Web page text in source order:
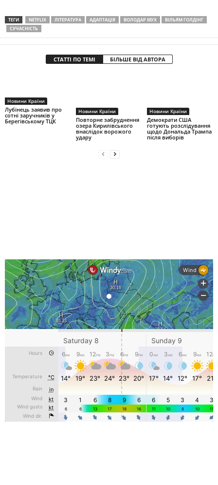
ТЕГИ NETFLIX ЛІТЕРАТУРА АДАПТАЦІЯ ВОЛОДАР МУХ
ВІЛЬЯМ ГОЛДІНГ
СУЧАСНІСТЬ
СТАТТІ ПО ТЕМІ БІЛЬШЕ ВІД АВТОРА
Новини Країни
Лубінець заявив про
сотні заручників у
Берегівському ТЦК
Новини Країни
Повторне забруднення
озера Кирилівського
внаслідок ворожого
удару
Новини Країни
Демократи США
готують розслідування
щодо Дональда Трампа
після виборів